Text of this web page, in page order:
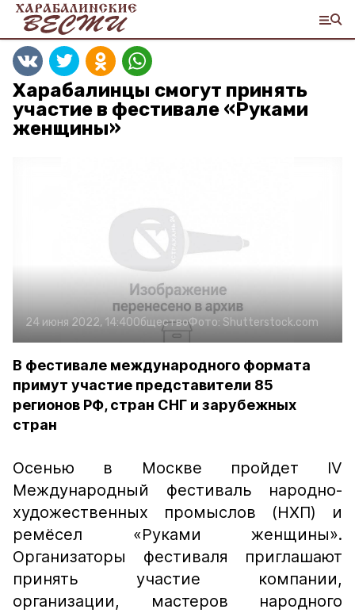
Харабалинцы смогут принять
участие в фестивале «Руками
женщины»
24 июня 2022, 14:40ОбществоФото: Shutterstock.com
В фестивале международного формата
примут участие представители 85
регионов РФ, стран СНГ и зарубежных
стран
Осенью в Москве пройдет IV​
Международный фестиваль народно-
художественных промыслов (НХП) и​
ремёсел «Руками женщины».
Организаторы фестиваля приглашают
принять участие компании,
организации, мастеров народного